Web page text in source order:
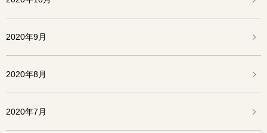
2020年9月
2020年8月
2020年7月